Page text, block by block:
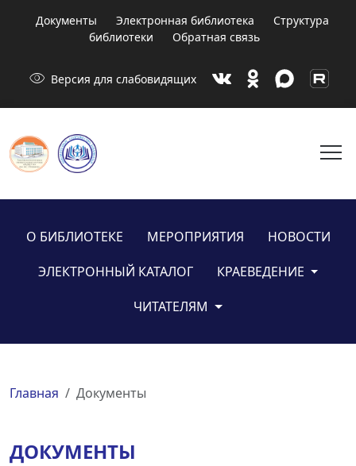
Документы Электронная библиотека
Структура
библиотеки
Обратная связь
visibility Версия для слабовидящих
menu
О БИБЛИОТЕКЕ МЕРОПРИЯТИЯ
НОВОСТИ
ЭЛЕКТРОННЫЙ КАТАЛОГ
КРАЕВЕДЕНИЕ
ЧИТАТЕЛЯМ
Главная Документы
ДОКУМЕНТЫ